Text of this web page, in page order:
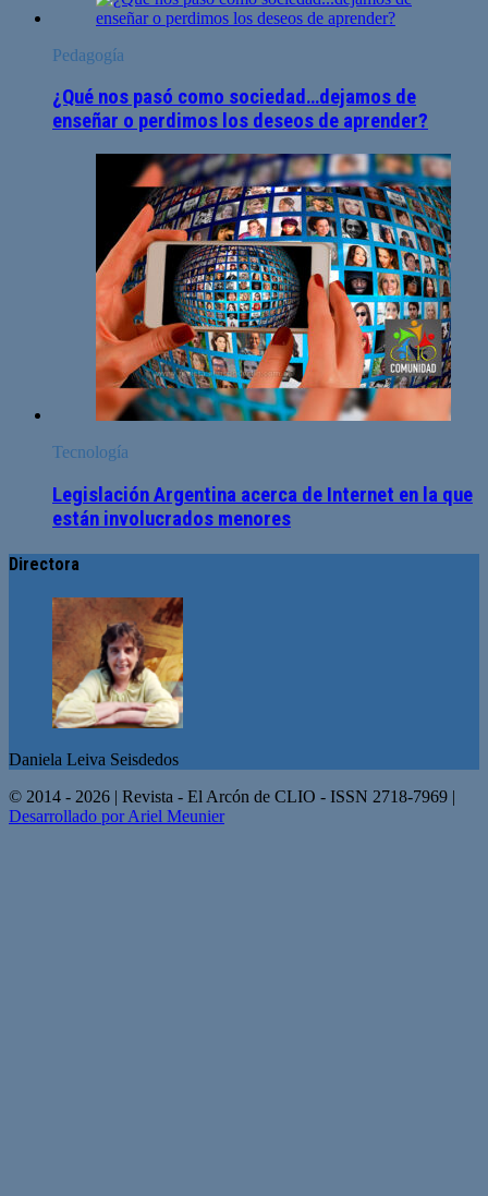
Pedagogía
¿Qué nos pasó como sociedad…dejamos de
enseñar o perdimos los deseos de aprender?
Tecnología
Legislación Argentina acerca de Internet en la que
están involucrados menores
Directora
Daniela Leiva Seisdedos
© 2014 - 2026 | Revista - El Arcón de CLIO - ISSN 2718-7969 |
Desarrollado por Ariel Meunier